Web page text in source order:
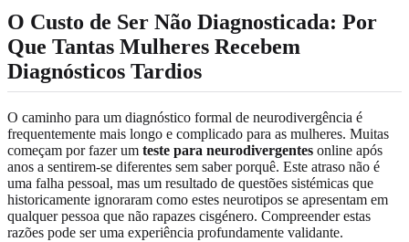
O Custo de Ser Não Diagnosticada: Por
Que Tantas Mulheres Recebem
Diagnósticos Tardios
O caminho para um diagnóstico formal de neurodivergência é
frequentemente mais longo e complicado para as mulheres. Muitas
começam por fazer um teste para neurodivergentes online após
anos a sentirem-se diferentes sem saber porquê. Este atraso não é
uma falha pessoal, mas um resultado de questões sistémicas que
historicamente ignoraram como estes neurotipos se apresentam em
qualquer pessoa que não rapazes cisgénero. Compreender estas
razões pode ser uma experiência profundamente validante.